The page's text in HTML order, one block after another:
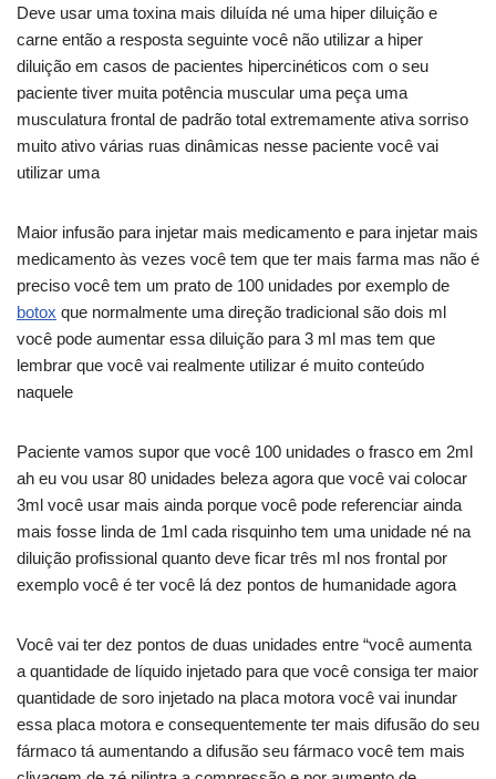
Deve usar uma toxina mais diluída né uma hiper diluição e
carne então a resposta seguinte você não utilizar a hiper
diluição em casos de pacientes hipercinéticos com o seu
paciente tiver muita potência muscular uma peça uma
musculatura frontal de padrão total extremamente ativa sorriso
muito ativo várias ruas dinâmicas nesse paciente você vai
utilizar uma
Maior infusão para injetar mais medicamento e para injetar mais
medicamento às vezes você tem que ter mais farma mas não é
preciso você tem um prato de 100 unidades por exemplo de
botox que normalmente uma direção tradicional são dois ml
você pode aumentar essa diluição para 3 ml mas tem que
lembrar que você vai realmente utilizar é muito conteúdo
naquele
Paciente vamos supor que você 100 unidades o frasco em 2ml
ah eu vou usar 80 unidades beleza agora que você vai colocar
3ml você usar mais ainda porque você pode referenciar ainda
mais fosse linda de 1ml cada risquinho tem uma unidade né na
diluição profissional quanto deve ficar três ml nos frontal por
exemplo você é ter você lá dez pontos de humanidade agora
Você vai ter dez pontos de duas unidades entre “você aumenta
a quantidade de líquido injetado para que você consiga ter maior
quantidade de soro injetado na placa motora você vai inundar
essa placa motora e consequentemente ter mais difusão do seu
fármaco tá aumentando a difusão seu fármaco você tem mais